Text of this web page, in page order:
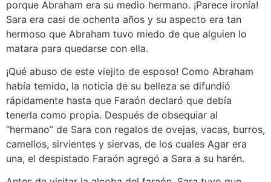
porque Abraham era su medio hermano. ¡Parece ironía!
Sara era casi de ochenta años y su aspecto era tan
hermoso que Abraham tuvo miedo de que alguien lo
matara para quedarse con ella.
¡Qué abuso de este viejito de esposo! Como Abraham
había temido, la noticia de su belleza se difundió
rápidamente hasta que Faraón declaró que debía
tenerla como propia. Después de obsequiar al
“hermano” de Sara con regalos de ovejas, vacas, burros,
camellos, sirvientes y siervas, de los cuales Agar era
una, el despistado Faraón agregó a Sara a su harén.